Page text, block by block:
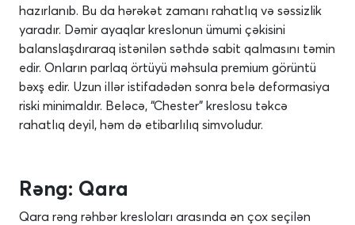
hazırlanıb. Bu da hərəkət zamanı rahatlıq və səssizlik
yaradır. Dəmir ayaqlar kreslonun ümumi çəkisini
balanslaşdıraraq istənilən səthdə sabit qalmasını təmin
edir. Onların parlaq örtüyü məhsula premium görüntü
bəxş edir. Uzun illər istifadədən sonra belə deformasiya
riski minimaldır. Beləcə, “Chester” kreslosu təkcə
rahatlıq deyil, həm də etibarlılıq simvoludur.
Rəng: Qara
Qara rəng rəhbər kresloları arasında ən çox seçilən